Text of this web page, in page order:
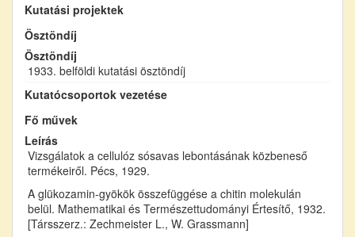
Kutatási projektek
Ösztöndíj
Ösztöndíj
1933. belföldi kutatási ösztöndíj
Kutatócsoportok vezetése
Fő művek
Leírás
Vizsgálatok a cellulóz sósavas lebontásának közbeneső
termékeiről. Pécs, 1929.
A glükozamin-gyökök összefüggése a chitin molekulán
belül. Mathematikai és Természettudományi Értesítő, 1932.
[Társszerz.: Zechmeister L., W. Grassmann]